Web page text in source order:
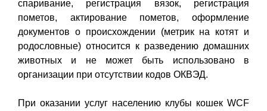
спаривание, регистрация вязок, регистрация
пометов, актирование пометов, оформление
документов о происхождении (метрик на котят и
родословные) относится к разведению домашних
животных и не может быть использовано в
организации при отсутствии кодов ОКВЭД.
При оказании услуг населению клубы кошек WCF